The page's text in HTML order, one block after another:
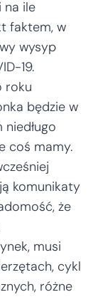
na ile
faktem, w
wysyp
19.
roku
będzie w
coś mamy.
komunikaty
że
musi
cykl
różne